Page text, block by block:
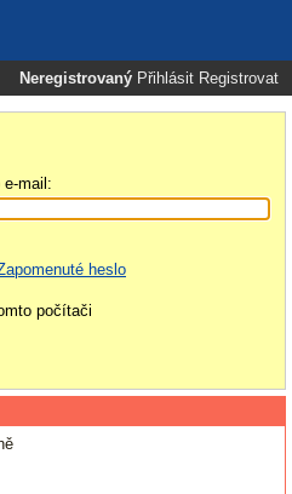
Neregistrovaný Přihlásit Registrovat
mail:
heslo
počítači